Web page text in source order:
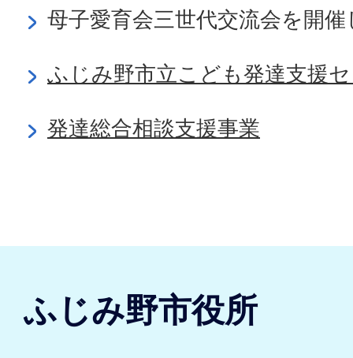
母子愛育会三世代交流会を開
ふじみ野市立こども発達支援
発達総合相談支援事業
ふじみ野市役所